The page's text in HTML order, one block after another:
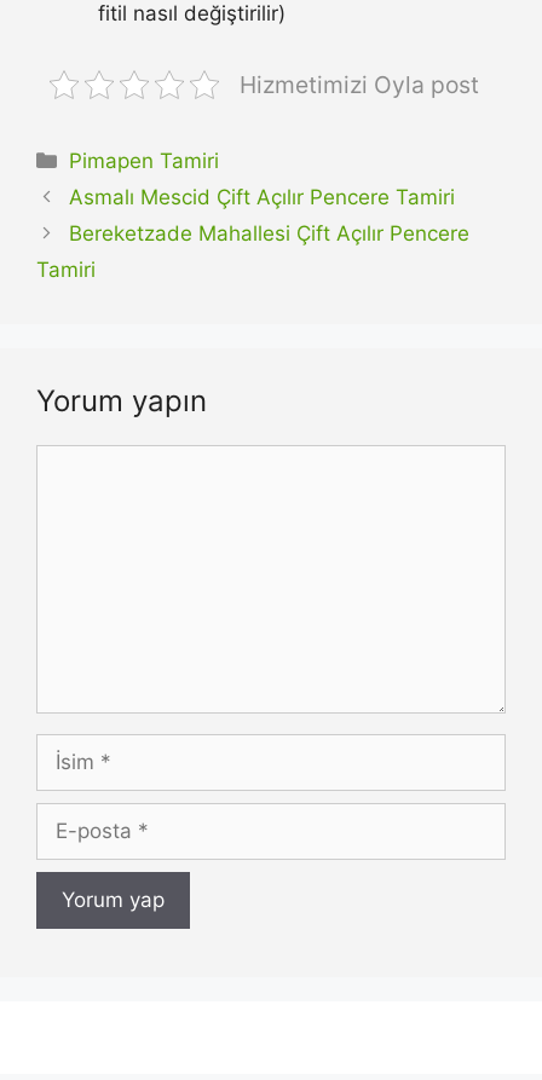
fitil nasıl değiştirilir)
Hizmetimizi Oyla post
Kategoriler
Pimapen Tamiri
Asmalı Mescid Çift Açılır Pencere Tamiri
Bereketzade Mahallesi Çift Açılır Pencere
Tamiri
Yorum yapın
İsim
posta